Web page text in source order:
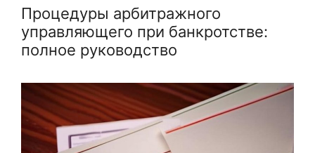
Процедуры арбитражного
управляющего при банкротстве:
полное руководство